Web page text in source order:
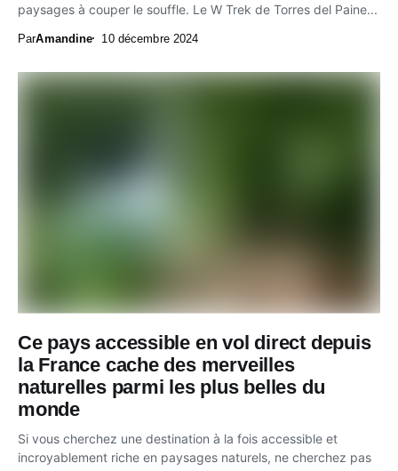
paysages à couper le souffle. Le W Trek de Torres del Paine...
ParAmandine 10 décembre 2024
Ce pays accessible en vol direct depuis
la France cache des merveilles
naturelles parmi les plus belles du
monde
Si vous cherchez une destination à la fois accessible et
incroyablement riche en paysages naturels, ne cherchez pas